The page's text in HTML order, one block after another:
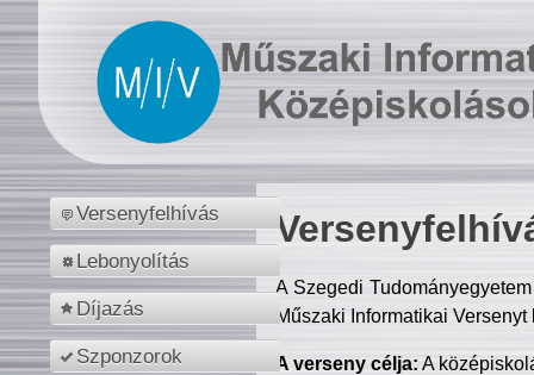
Versenyfelhívás
Lebonyolítás
Díjazás
Szponzorok
A Szegedi
Műszaki Informatikai
A verseny célja: A